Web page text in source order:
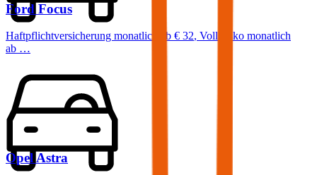
Ford Focus
Haftpflichtversicherung monatlich ab € 32, Vollkasko monatlich
ab …
Opel Astra